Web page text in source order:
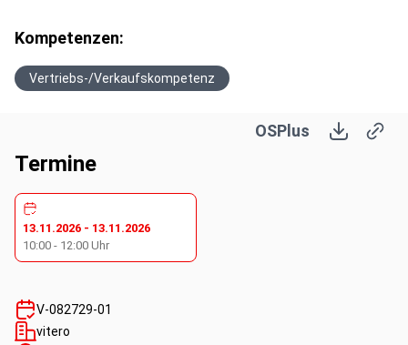
Kompetenzen:
Vertriebs-/Verkaufskompetenz
OSPlus
Termine
13.11.2026 - 13.11.2026
10:00 - 12:00 Uhr
V-082729-01
vitero